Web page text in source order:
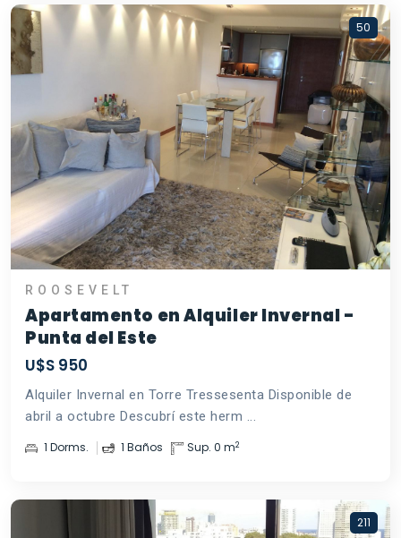
50
ROOSEVELT
Apartamento en Alquiler Invernal -
Punta del Este
U$S 950
Alquiler Invernal en Torre Tressesenta Disponible de
abril a octubre Descubrí este herm ...
1 Dorms. 1 Baños Sup. 0 m2
211